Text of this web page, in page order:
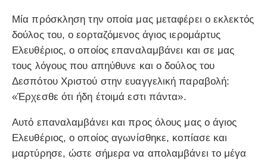
Μία πρόσκληση την οποία μας μεταφέρει ο εκλεκτός
δούλος του, ο εορταζόμενος άγιος ιερομάρτυς
Ελευθέριος, ο οποίος επαναλαμβάνει και σε μας
τους λόγους που απηύθυνε και ο δούλος του
Δεσπότου Χριστού στην ευαγγελική παραβολή:
«Έρχεσθε ότι ήδη έτοιμά εστι πάντα».
Αυτό επαναλαμβάνει και προς όλους μας ο άγιος
Ελευθέριος, ο οποίος αγωνίσθηκε, κοπίασε και
μαρτύρησε, ώστε σήμερα να απολαμβάνει το μέγα